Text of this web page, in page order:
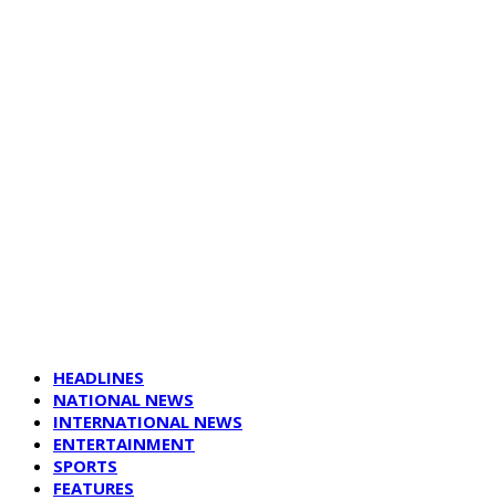
HEADLINES
NATIONAL NEWS
INTERNATIONAL NEWS
ENTERTAINMENT
SPORTS
FEATURES